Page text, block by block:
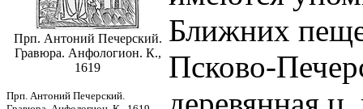
Прп. Антоний Печерский.
Гравюра. Анфологион. К.,
1619
Прп. Антоний Печерский.
Ближних
Псково-